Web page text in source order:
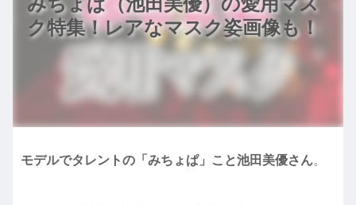
ク特集！レアなマスク姿画像も！
モデルでタレントの「みちょぱ」こと池田美優さん。